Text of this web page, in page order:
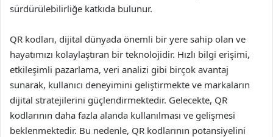
sürdürülebilirliğe katkıda bulunur.
QR kodları, dijital dünyada önemli bir yere sahip olan ve
hayatımızı kolaylaştıran bir teknolojidir. Hızlı bilgi erişimi,
etkileşimli pazarlama, veri analizi gibi birçok avantaj
sunarak, kullanıcı deneyimini geliştirmekte ve markaların
dijital stratejilerini güçlendirmektedir. Gelecekte, QR
kodlarının daha fazla alanda kullanılması ve gelişmesi
beklenmektedir. Bu nedenle, QR kodlarının potansiyelini